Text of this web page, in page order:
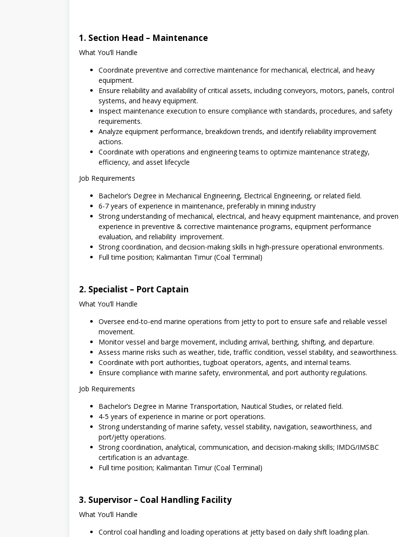
1. Section Head – Maintenance
What You’ll Handle
Coordinate preventive and corrective maintenance for mechanical, electrical, and heavy
equipment.
Ensure reliability and availability of critical assets, including conveyors, motors, panels, control
systems, and heavy equipment.
Inspect maintenance execution to ensure compliance with standards, procedures, and safety
requirements.
Analyze equipment performance, breakdown trends, and identify reliability improvement
actions.
Coordinate with operations and engineering teams to optimize maintenance strategy,
efficiency, and asset lifecycle
Job Requirements
Bachelor’s Degree in Mechanical Engineering, Electrical Engineering, or related field.
6-7 years of experience in maintenance, preferably in mining industry
Strong understanding of mechanical, electrical, and heavy equipment maintenance, and proven
experience in preventive & corrective maintenance programs, equipment performance
evaluation, and reliability improvement.
Strong coordination, and decision-making skills in high-pressure operational environments.
Full time position; Kalimantan Timur (Coal Terminal)
2. Specialist – Port Captain
What You’ll Handle
Oversee end-to-end marine operations from jetty to port to ensure safe and reliable vessel
movement.
Monitor vessel and barge movement, including arrival, berthing, shifting, and departure.
Assess marine risks such as weather, tide, traffic condition, vessel stability, and seaworthiness.
Coordinate with port authorities, tugboat operators, agents, and internal teams.
Ensure compliance with marine safety, environmental, and port authority regulations.
Job Requirements
Bachelor’s Degree in Marine Transportation, Nautical Studies, or related field.
4-5 years of experience in marine or port operations.
Strong understanding of marine safety, vessel stability, navigation, seaworthiness, and
port/jetty operations.
Strong coordination, analytical, communication, and decision-making skills; IMDG/IMSBC
certification is an advantage.
Full time position; Kalimantan Timur (Coal Terminal)
3. Supervisor – Coal Handling Facility
What You’ll Handle
Control coal handling and loading operations at jetty based on daily shift loading plan.